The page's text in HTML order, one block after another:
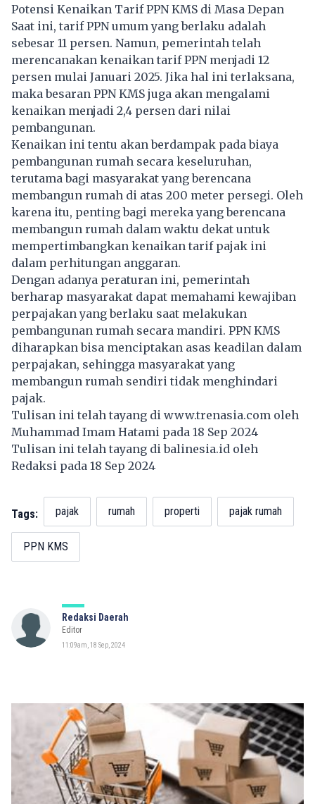
Potensi Kenaikan Tarif PPN KMS di Masa Depan
Saat ini, tarif PPN umum yang berlaku adalah
sebesar 11 persen. Namun, pemerintah telah
merencanakan kenaikan tarif PPN menjadi 12
persen mulai Januari 2025. Jika hal ini terlaksana,
maka besaran PPN KMS juga akan mengalami
kenaikan menjadi 2,4 persen dari nilai
pembangunan.
Kenaikan ini tentu akan berdampak pada biaya
pembangunan rumah secara keseluruhan,
terutama bagi masyarakat yang berencana
membangun rumah di atas 200 meter persegi. Oleh
karena itu, penting bagi mereka yang berencana
membangun rumah dalam waktu dekat untuk
mempertimbangkan kenaikan tarif pajak ini
dalam perhitungan anggaran.
Dengan adanya peraturan ini, pemerintah
berharap masyarakat dapat memahami kewajiban
perpajakan yang berlaku saat melakukan
pembangunan rumah secara mandiri. PPN KMS
diharapkan bisa menciptakan asas keadilan dalam
perpajakan, sehingga masyarakat yang
membangun rumah sendiri tidak menghindari
pajak.
Tulisan ini telah tayang di www.trenasia.com oleh
Muhammad Imam Hatami pada 18 Sep 2024
Tulisan ini telah tayang dibalinesia.id oleh
Redaksi pada 18 Sep 2024
Tags: pajak rumah properti pajak rumah
PPN KMS
Redaksi Daerah
Editor
11:09am, 18 Sep, 2024